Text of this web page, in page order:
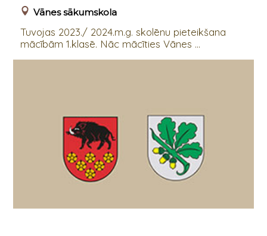
Vānes sākumskola
Tuvojas 2023./ 2024.m.g. skolēnu pieteikšana
mācībām 1.klasē. Nāc mācīties Vānes ...